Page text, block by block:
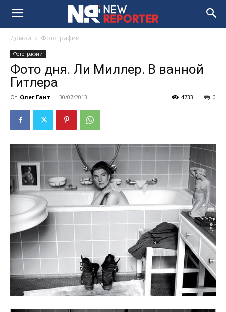
Домой Фотографии
Фотографии
Фото дня. Ли Миллер. В ванной
Гитлера
От Олег Гант - 30/07/2013 0
4733